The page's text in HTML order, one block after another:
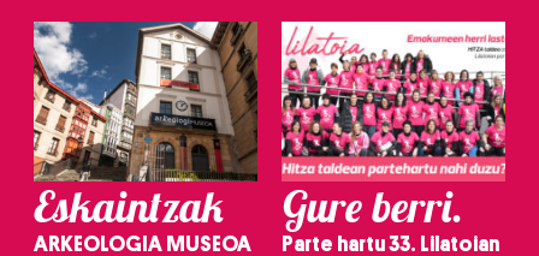
Eskaintzak
ARKEOLOGIA MUSEOA
Gure berri.
Parte hartu 33. Lilatoian